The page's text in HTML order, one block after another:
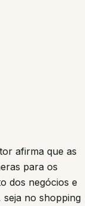
afirma que as
para os
dos negócios e
seja no shopping